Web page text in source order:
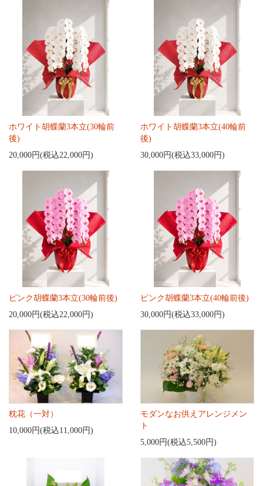
ホワイト胡蝶蘭3本立(30輪前
後)
20,000円(税込22,000円)
ホワイト胡蝶蘭3本立(40輪前
後)
30,000円(税込33,000円)
ピンク胡蝶蘭3本立(30輪前後)
20,000円(税込22,000円)
ピンク胡蝶蘭3本立(40輪前後)
30,000円(税込33,000円)
枕花（一対）
10,000円(税込11,000円)
モダンなお供えアレンジメン
ト
5,000円(税込5,500円)